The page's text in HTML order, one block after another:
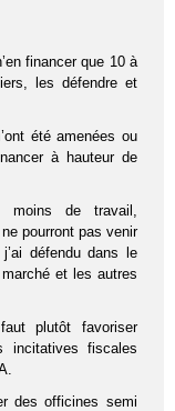
financer que 10 à
les défendre et
été amenées ou
à hauteur de
de travail,
pourront pas venir
défendu dans le
et les autres
plutôt favoriser
incitatives fiscales
des officines semi